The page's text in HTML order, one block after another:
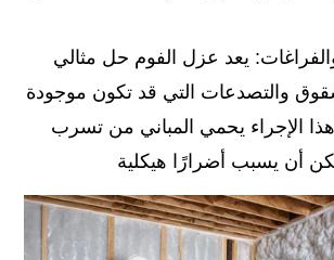
يعد عزل الفوم حل مثالي
والتصدعات التي قد تكون موجودة
الإجراء يحمي المباني من تسرب
أن يسبب أضرارًا هيكلية